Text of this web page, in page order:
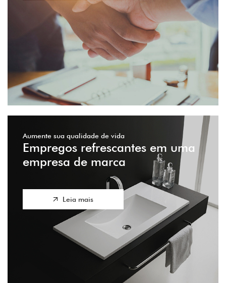
Aumente sua qualidade de vida
Empregos refrescantes em uma
empresa de marca
Leia mais